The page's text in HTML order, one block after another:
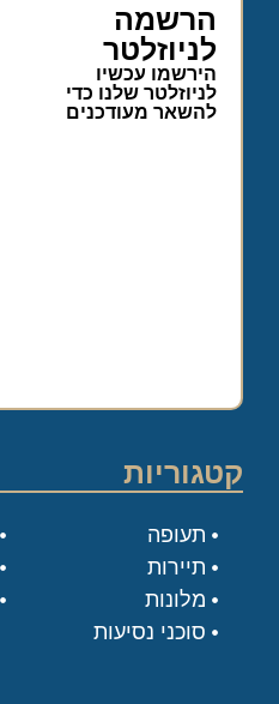
הרשמה
לניוזלטר
הירשמו עכשיו
לניוזלטר שלנו כדי
להשאר מעודכנים
קטגוריות
תעופה
תיירות
מלונות
סוכני נסיעות